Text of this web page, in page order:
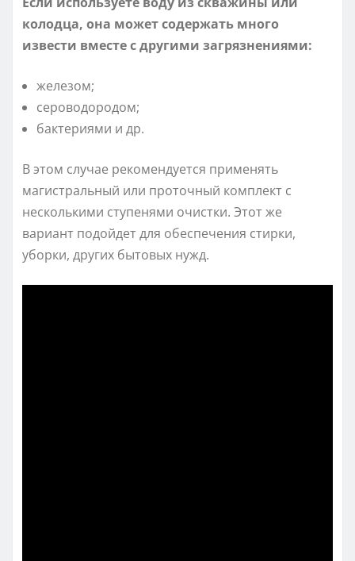
колодца, она может содержать много
извести вместе с другими загрязнениями:
железом;
сероводородом;
бактериями и др.
В этом случае рекомендуется применять
магистральный или проточный комплект с
несколькими ступенями очистки. Этот же
вариант подойдет для обеспечения стирки,
уборки, других бытовых нужд.